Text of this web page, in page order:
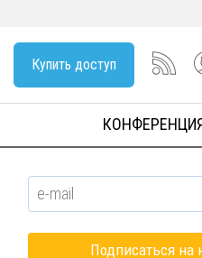
Купить доступ
КОНФЕРЕНЦИЯ